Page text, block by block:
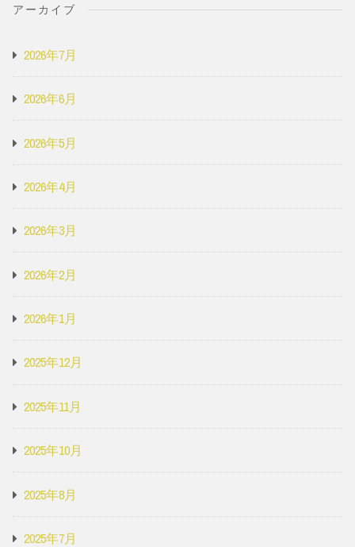
アーカイブ
2026年7月
2026年6月
2026年5月
2026年4月
2026年3月
2026年2月
2026年1月
2025年12月
2025年11月
2025年10月
2025年8月
2025年7月